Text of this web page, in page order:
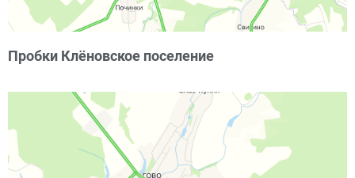
Пробки Клёновское поселение